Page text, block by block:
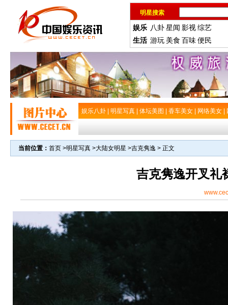
明星搜索
娱乐 八卦星闻 影视综艺
生活 游玩 美食 百味便民
娱乐八卦 明星写真 体坛美图 香车美女 网络美女
当前位置： 首页 >明星写真 >大陆女明星 >吉克隽逸 > 正文
吉克隽逸开叉礼